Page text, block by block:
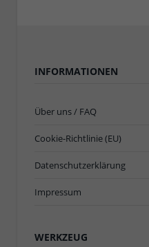
INFORMATIONEN
Über uns / FAQ
Cookie-Richtlinie (EU)
Datenschutzerklärung
Impressum
WERKZEUG